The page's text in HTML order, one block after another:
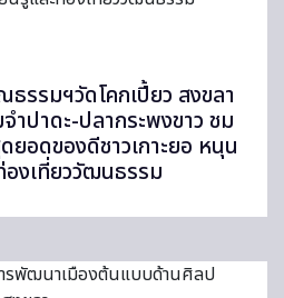
รรมฯวัดโคกเปี้ยว สงขลา
ำปาดะ-ปลากระพงขาว ชม
ยอดของดีชาวเกาะยอ หนุน
องเที่ยววัฒนธรรม